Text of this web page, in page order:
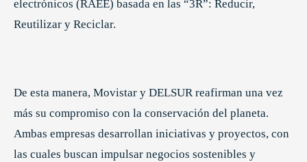
electrónicos (RAEE) basada en las “3R”: Reducir,
Reutilizar y Reciclar.
De esta manera, Movistar y DELSUR reafirman una vez
más su compromiso con la conservación del planeta.
Ambas empresas desarrollan iniciativas y proyectos, con
las cuales buscan impulsar negocios sostenibles y